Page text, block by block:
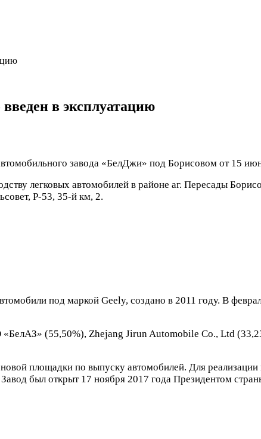
в эксплуатацию
завода «БелДжи» под Борисовом от 15
легковых автомобилей в районе аг. Пересады
Р-53, 35-й км, 2.
под маркой Geely, создано в 2011 году. В
(55,50%), Zhejang Jirun Automobile Co., Ltd
площадки по выпуску автомобилей. Для реализации
был открыт 17 ноября 2017 года Президентом